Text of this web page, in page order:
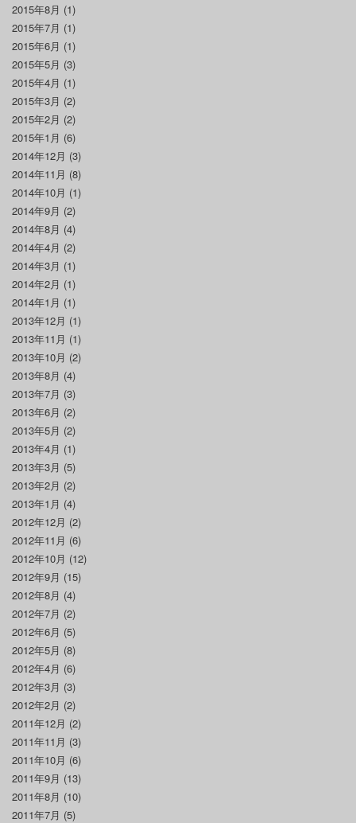
2015年8月 (1)
2015年7月 (1)
2015年6月 (1)
2015年5月 (3)
2015年4月 (1)
2015年3月 (2)
2015年2月 (2)
2015年1月 (6)
2014年12月 (3)
2014年11月 (8)
2014年10月 (1)
2014年9月 (2)
2014年8月 (4)
2014年4月 (2)
2014年3月 (1)
2014年2月 (1)
2014年1月 (1)
2013年12月 (1)
2013年11月 (1)
2013年10月 (2)
2013年8月 (4)
2013年7月 (3)
2013年6月 (2)
2013年5月 (2)
2013年4月 (1)
2013年3月 (5)
2013年2月 (2)
2013年1月 (4)
2012年12月 (2)
2012年11月 (6)
2012年10月 (12)
2012年9月 (15)
2012年8月 (4)
2012年7月 (2)
2012年6月 (5)
2012年5月 (8)
2012年4月 (6)
2012年3月 (3)
2012年2月 (2)
2011年12月 (2)
2011年11月 (3)
2011年10月 (6)
2011年9月 (13)
2011年8月 (10)
2011年7月 (5)